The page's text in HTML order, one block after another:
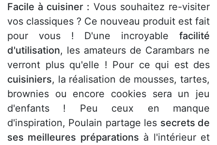
Facile à cuisiner : Vous souhaitez re-visiter
vos classiques ? Ce nouveau produit est fait
pour vous ! D'une incroyable facilité
d'utilisation, les amateurs de Carambars ne
verront plus qu'elle ! Pour ce qui est des
cuisiniers, la réalisation de mousses, tartes,
brownies ou encore cookies sera un jeu
d'enfants ! Peu ceux en manque
d'inspiration, Poulain partage les secrets de
ses meilleures préparations à l'intérieur et